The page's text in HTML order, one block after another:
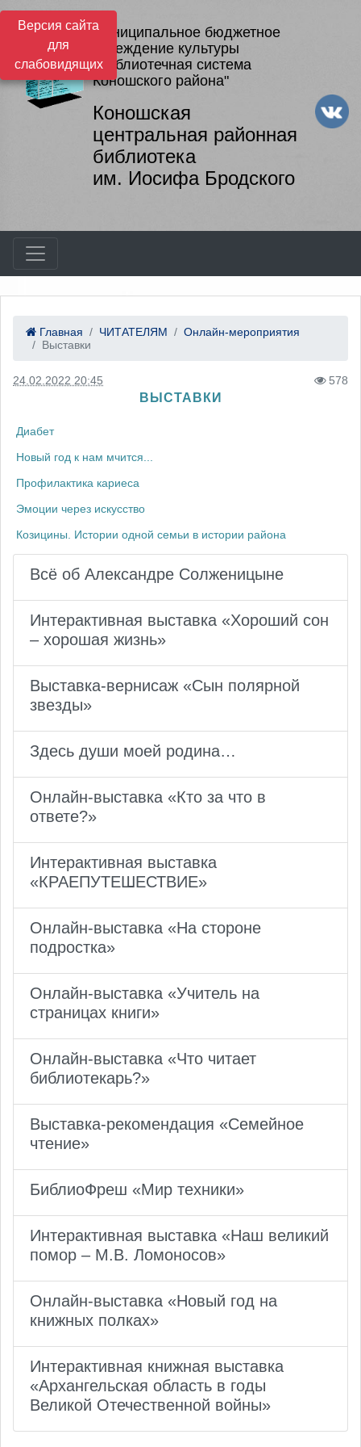
Версия сайта
для
слабовидящих
Муниципальное бюджетное
учреждение культуры
"Библиотечная система
Коношского района"
Коношская
центральная районная
библиотека
им. Иосифа Бродского
Главная ЧИТАТЕЛЯМ
Онлайн-мероприятия
Выставки
24.02.2022 20:45 578
ВЫСТАВКИ
Диабет
Новый год к нам мчится...
Профилактика кариеса
Эмоции через искусство
Козицины. Истории одной семьи в истории района
Всё об Александре Солженицыне
Интерактивная выставка «Хороший сон
– хорошая жизнь»
Выставка-вернисаж «Сын полярной
звезды»
Здесь души моей родина…
Онлайн-выставка «Кто за что в
ответе?»
Интерактивная выставка
«КРАЕПУТЕШЕСТВИЕ»
Онлайн-выставка «На стороне
подростка»
Онлайн-выставка «Учитель на
страницах книги»
Онлайн-выставка «Что читает
библиотекарь?»
Выставка-рекомендация «Семейное
чтение»
БиблиоФреш «Мир техники»
Интерактивная выставка «Наш великий
помор – М.В. Ломоносов»
Онлайн-выставка «Новый год на
книжных полках»
Интерактивная книжная выставка
«Архангельская область в годы
Великой Отечественной войны»